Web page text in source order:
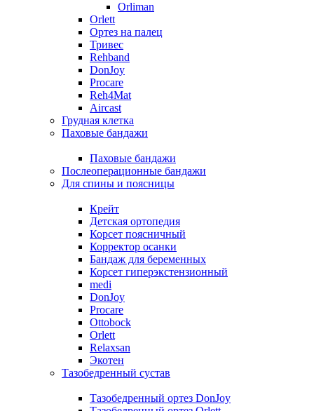
Orliman
Orlett
Ортез на палец
Тривес
Rehband
DonJoy
Procare
Reh4Mat
Aircast
Грудная клетка
Паховые бандажи
Паховые бандажи
Послеоперационные бандажи
Для спины и поясницы
Крейт
Детская ортопедия
Корсет поясничный
Корректор осанки
Бандаж для беременных
Корсет гиперэкстензионный
medi
DonJoy
Procare
Ottobock
Orlett
Relaxsan
Экотен
Тазобедренный сустав
Тазобедренный ортез DonJoy